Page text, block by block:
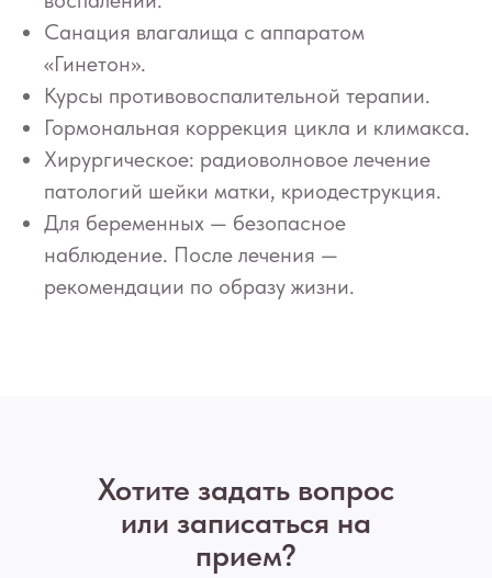
Санация влагалища с аппаратом
«Гинетон».
Курсы противовоспалительной терапии.
Гормональная коррекция цикла и климакса.
Хирургическое: радиоволновое лечение
патологий шейки матки, криодеструкция.
Для беременных — безопасное
наблюдение. После лечения —
рекомендации по образу жизни.
Хотите задать вопрос
или записаться на
прием?